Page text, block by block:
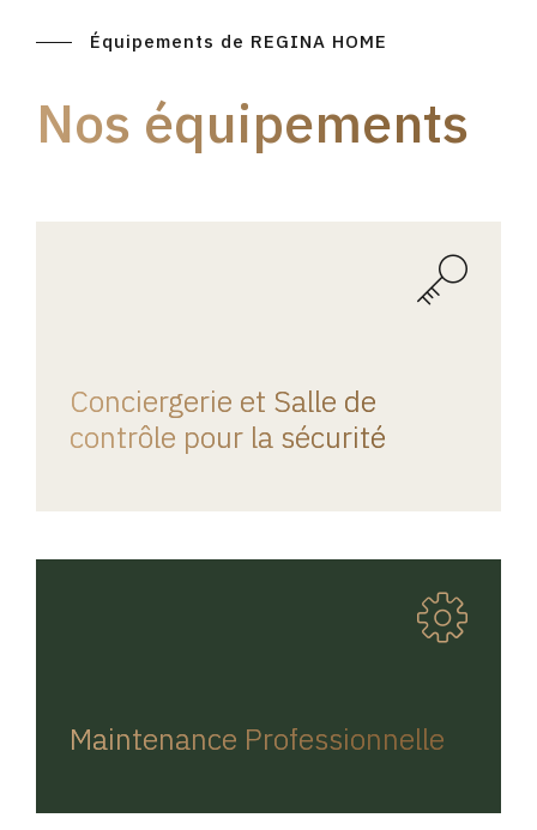
Équipements de REGINA HOME
Nos équipements
Conciergerie et Salle de
contrôle pour la sécurité
Maintenance Professionnelle